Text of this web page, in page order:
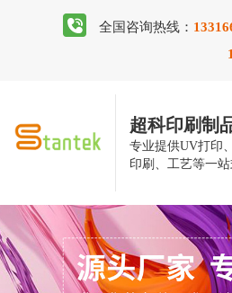
全国咨询热线：
超科印刷制
专业提供UV打印
印刷、工艺等一